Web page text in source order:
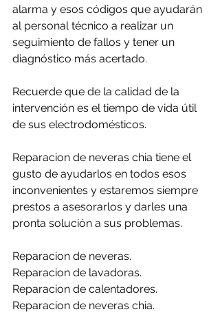
alarma y esos códigos que ayudarán
al personal técnico a realizar un
seguimiento de fallos y tener un
diagnóstico más acertado.
Recuerde que de la calidad de la
intervención es el tiempo de vida útil
de sus electrodomésticos.
Reparacion de neveras chia tiene el
gusto de ayudarlos en todos esos
inconvenientes y estaremos siempre
prestos a asesorarlos y darles una
pronta solución a sus problemas.
Reparacion de neveras.
Reparacion de lavadoras.
Reparacion de calentadores.
Reparacion de neveras chia.